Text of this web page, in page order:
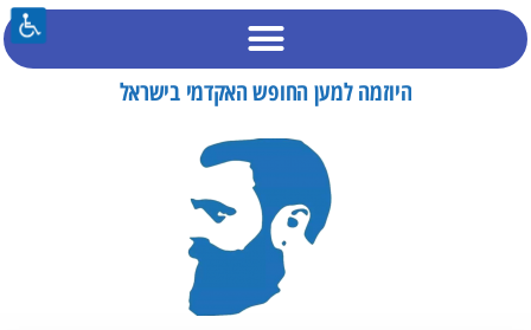
היוזמה למען החופש האקדמי בישראל